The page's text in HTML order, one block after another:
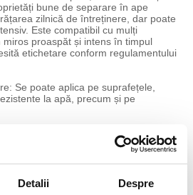
Detalii Despre
bune de separare în ape
zilnică de întreținere, dar poate
Este compatibil cu mulți
proaspăt și intens în timpul
etichetare conform regulamentului
Se poate aplica pe suprafețele,
la apă, precum și pe
utilizare, se testează rezistența
Pentru curățenia de întreținere
ml la 8 L apă rece, cu un consum de
suprafețelor, se aplică aceeași doză
un consum de 0,1 ml/m². În cazul
mașină, se folosesc 25 ml la 8 L apă